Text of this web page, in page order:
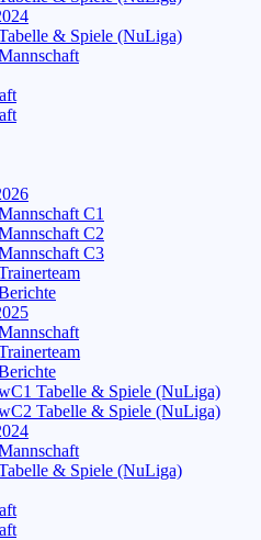
& Spiele (NuLiga)
C1
C2
C3
Tabelle & Spiele (NuLiga)
Tabelle & Spiele (NuLiga)
& Spiele (NuLiga)